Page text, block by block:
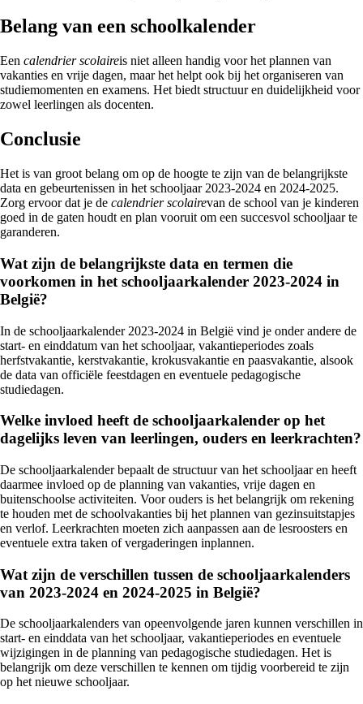
Belang van een schoolkalender
Een calendrier scolaireis niet alleen handig voor het plannen van
vakanties en vrije dagen, maar het helpt ook bij het organiseren van
studiemomenten en examens. Het biedt structuur en duidelijkheid voor
zowel leerlingen als docenten.
Conclusie
Het is van groot belang om op de hoogte te zijn van de belangrijkste
data en gebeurtenissen in het schooljaar 2023-2024 en 2024-2025.
Zorg ervoor dat je de calendrier scolairevan de school van je kinderen
goed in de gaten houdt en plan vooruit om een succesvol schooljaar te
garanderen.
Wat zijn de belangrijkste data en termen die
voorkomen in het schooljaarkalender 2023-2024 in
België?
In de schooljaarkalender 2023-2024 in België vind je onder andere de
start- en einddatum van het schooljaar, vakantieperiodes zoals
herfstvakantie, kerstvakantie, krokusvakantie en paasvakantie, alsook
de data van officiële feestdagen en eventuele pedagogische
studiedagen.
Welke invloed heeft de schooljaarkalender op het
dagelijks leven van leerlingen, ouders en leerkrachten?
De schooljaarkalender bepaalt de structuur van het schooljaar en heeft
daarmee invloed op de planning van vakanties, vrije dagen en
buitenschoolse activiteiten. Voor ouders is het belangrijk om rekening
te houden met de schoolvakanties bij het plannen van gezinsuitstapjes
en verlof. Leerkrachten moeten zich aanpassen aan de lesroosters en
eventuele extra taken of vergaderingen inplannen.
Wat zijn de verschillen tussen de schooljaarkalenders
van 2023-2024 en 2024-2025 in België?
De schooljaarkalenders van opeenvolgende jaren kunnen verschillen in
start- en einddata van het schooljaar, vakantieperiodes en eventuele
wijzigingen in de planning van pedagogische studiedagen. Het is
belangrijk om deze verschillen te kennen om tijdig voorbereid te zijn
op het nieuwe schooljaar.